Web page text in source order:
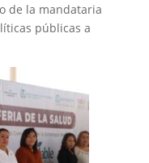
de la mandataria
públicas a